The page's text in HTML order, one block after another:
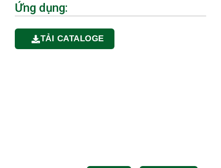
Ứng dụng:
TẢI CATALOGE